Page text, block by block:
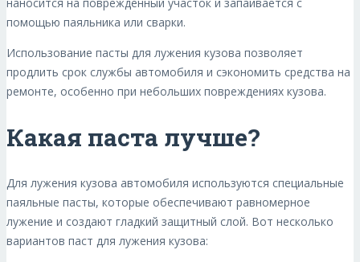
помощью паяльника или сварки.
Использование пасты для лужения кузова позволяет
продлить срок службы автомобиля и сэкономить средства на
ремонте, особенно при небольших повреждениях кузова.
Какая паста лучше?
Для лужения кузова автомобиля используются специальные
паяльные пасты, которые обеспечивают равномерное
лужение и создают гладкий защитный слой. Вот несколько
вариантов паст для лужения кузова: